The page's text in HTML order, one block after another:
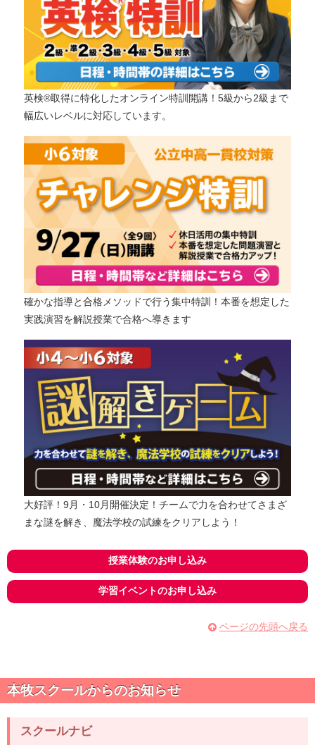
英検®取得に特化したオンライン特訓開講！5級から2級まで
幅広いレベルに対応しています。
確かな指導と合格メソッドで行う集中特訓！本番を想定した
実践演習を解説授業で合格へ導きます
大好評！9月・10月開催決定！チームで力を合わせてさまざ
まな謎を解き、魔法学校の試練をクリアしよう！
授業体験のお申し込み
学習イベントのお申し込み
ページの先頭へ戻る
本牧スクールからのお知らせ
スクールナビ